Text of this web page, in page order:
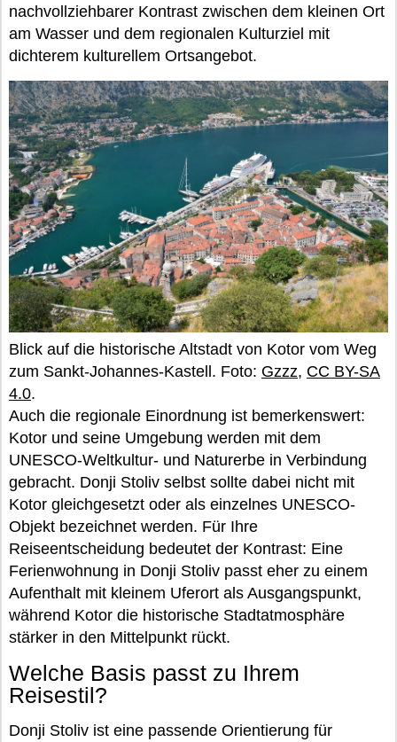
nachvollziehbarer Kontrast zwischen dem kleinen Ort
am Wasser und dem regionalen Kulturziel mit
dichterem kulturellem Ortsangebot.
Blick auf die historische Altstadt von Kotor vom Weg
zum Sankt-Johannes-Kastell. Foto: Gzzz, CC BY-SA
4.0.
Auch die regionale Einordnung ist bemerkenswert:
Kotor und seine Umgebung werden mit dem
UNESCO-Weltkultur- und Naturerbe in Verbindung
gebracht. Donji Stoliv selbst sollte dabei nicht mit
Kotor gleichgesetzt oder als einzelnes UNESCO-
Objekt bezeichnet werden. Für Ihre
Reiseentscheidung bedeutet der Kontrast: Eine
Ferienwohnung in Donji Stoliv passt eher zu einem
Aufenthalt mit kleinem Uferort als Ausgangspunkt,
während Kotor die historische Stadtatmosphäre
stärker in den Mittelpunkt rückt.
Welche Basis passt zu Ihrem
Reisestil?
Donji Stoliv ist eine passende Orientierung für